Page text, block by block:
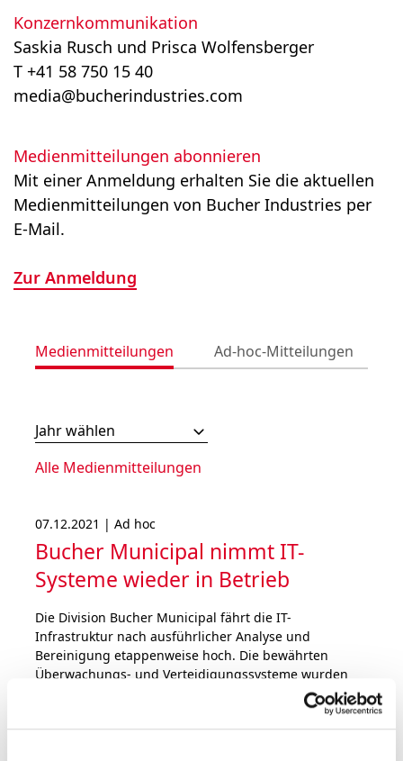
Konzernkommunikation
Saskia Rusch und Prisca Wolfensberger
T +41 58 750 15 40
media@bucherindustries.com
Medienmitteilungen abonnieren
Mit einer Anmeldung erhalten Sie die aktuellen
Medienmitteilungen von Bucher Industries per
E-Mail.
Zur Anmeldung
Medienmitteilungen Ad-hoc-Mitteilungen
Jahr wählen
Alle Medienmitteilungen
07.12.2021 | Ad hoc
Bucher Municipal nimmt IT-
Systeme wieder in Betrieb
Die Division Bucher Municipal fährt die IT-
Infrastruktur nach ausführlicher Analyse und
Bereinigung etappenweise hoch. Die bewährten
Überwachungs- und Verteidigungssysteme wurden
weiter verschärft. Bucher Industries geht nicht von
einem materiellen Einfluss auf das Geschäftsergebnis
2021 aus.